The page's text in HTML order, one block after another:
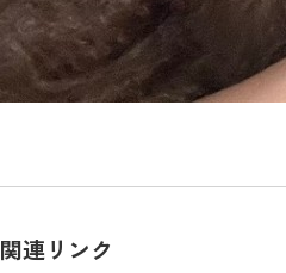
関連リンク